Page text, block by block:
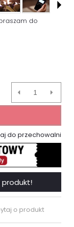
do
do przechowalni
produkt!
o produkt